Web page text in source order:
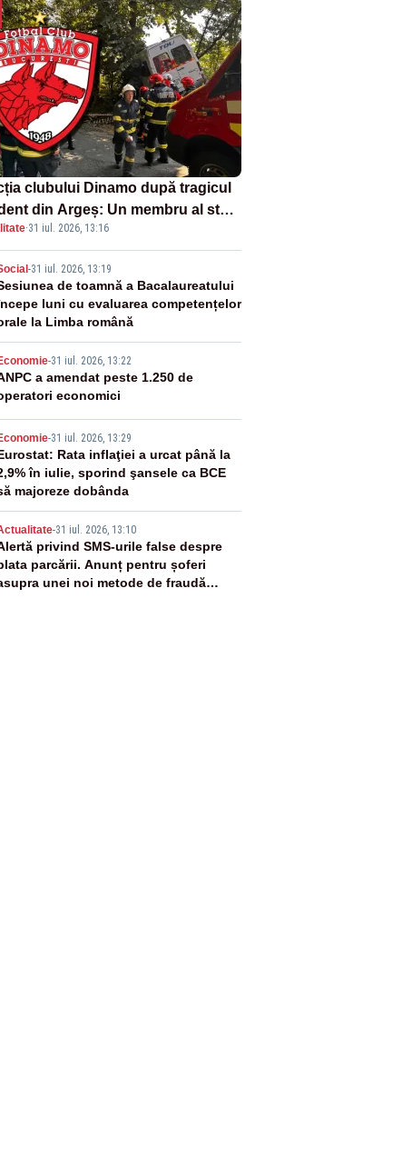
clubului Dinamo după tragicul
din Argeș: Un membru al staff-
a murit, antrenorul Adrian
este în spital
·31 iul. 2026, 13:16
-31 iul. 2026, 13:19
de toamnă a Bacalaureatului
luni cu evaluarea competențelor
la Limba română
-31 iul. 2026, 13:22
a amendat peste 1.250 de
economici
-31 iul. 2026, 13:29
Rata inflaţiei a urcat până la
în iulie, sporind şansele ca BCE
majoreze dobânda
-31 iul. 2026, 13:10
privind SMS-urile false despre
parcării. Anunț pentru șoferi
unei noi metode de fraudă